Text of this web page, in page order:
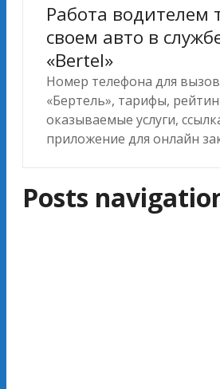
Работа водителем
своем авто в
«Bertel»
Номер телефона для
«Бертель», тарифы,
оказываемые услуги,
приложение для онлайн
Posts